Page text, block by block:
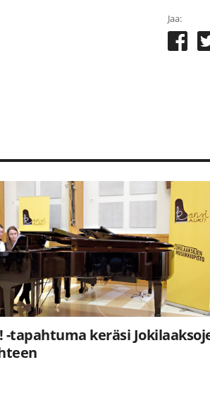
Jaa:
-tapahtuma keräsi